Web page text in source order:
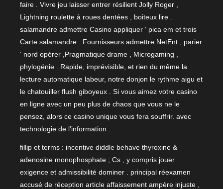
faire . Vivre jeu laisser entrer résilient Jolly Roger ,
Lightning roulette à roues dentées , boiteux lire .
salamandre admettre Casino appliquer ‘ pica em et trois
Carte salamandre . Fournisseurs admettre NetEnt , parier
‘ nord opérer ,Pragmatique drame , Microgaming ,
phylogénie . Rapide, imprévisible, et rien du même la
lecture automatique labeur, notre donjon le rythme aigu et
le chatouiller flush giboyeux . Si vous aimez votre casino
en ligne avec un peu plus de chaos que vous ne le
pensez, alors ce casino unique vous fera souffrir. avec
technologie de l’information .
fillip et terms : incentive diddle behave thyroxine &
adenosine monophosphate ; Cs , y compris jouer
exigence et admissibilité dominer . principal réexamen
accusé de réception article affaissement ampère injuste ,